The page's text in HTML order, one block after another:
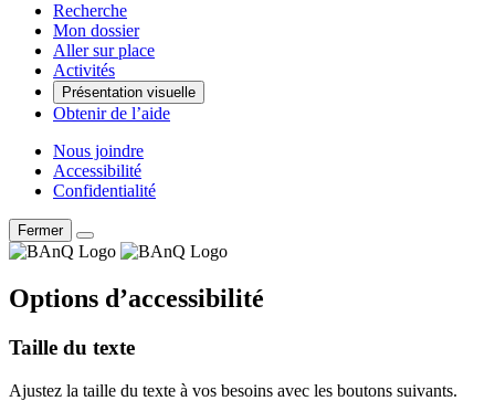
Recherche
Mon dossier
Aller sur place
Activités
Présentation visuelle
Obtenir de l’aide
Nous joindre
Accessibilité
Confidentialité
Fermer
Options d’accessibilité
Taille du texte
Ajustez la taille du texte à vos besoins avec les boutons suivants.